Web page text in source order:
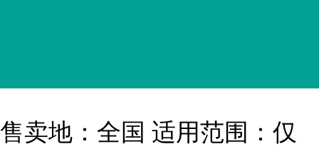
售卖地：全国 适用范围：仅